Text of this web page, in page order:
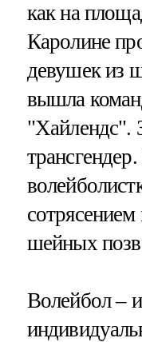
как на
Каролине
девушек из
вышла
"Хайлендс".
шейных
Волейбол –